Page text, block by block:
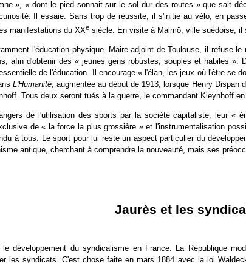
», « dont le pied sonnait sur le sol dur des routes » que sait
Il essaie. Sans trop de réussite, il s'initie au vélo, en
manifestations du XXe siècle. En visite à Malmö, ville suédoise, il
l'éducation physique. Maire-adjoint de Toulouse, il refuse
afin d'obtenir des « jeunes gens robustes, souples et habiles
de l'éducation. Il encourage « l'élan, les jeux où l'être se
L'Humanité, augmentée au début de 1913, lorsque Henry
Tous deux seront tués à la guerre, le commandant Kleynhoff
de l'utilisation des sports par la société capitaliste, leur «
de « la force la plus grossière » et l'instrumentalisation
à tous. Le sport pour lui reste un aspect particulier du
antique, cherchant à comprendre la nouveauté, mais ses
Jaurès et les
développement du syndicalisme en France. La République
les syndicats. C'est chose faite en mars 1884 avec la loi